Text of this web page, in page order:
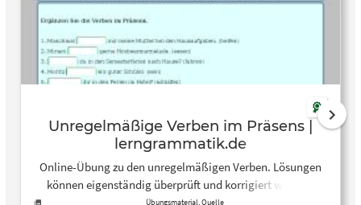
Unregelmäßige Verben im Präsens |
lerngrammatik.de
Online-Übung zu den unregelmäßigen Verben. Lösungen
können eigenständig überprüft und korrigiert werden.
Übungsmaterial, Quelle